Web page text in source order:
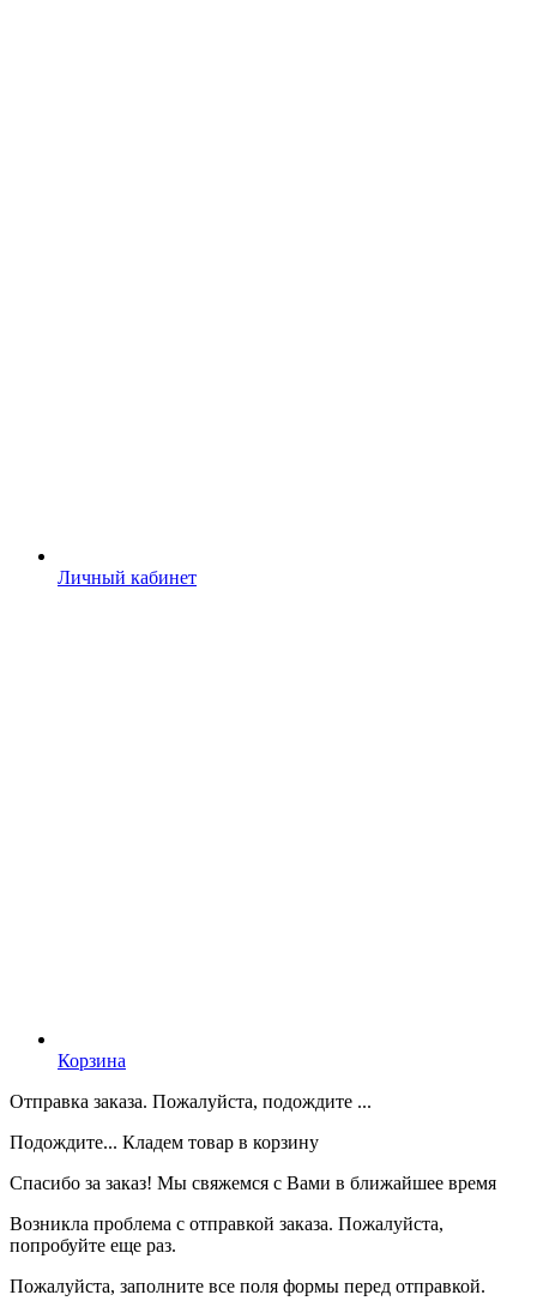
Личный кабинет
Корзина
Отправка заказа. Пожалуйста, подождите ...
Подождите... Кладем товар в корзину
Спасибо за заказ! Мы свяжемся с Вами в ближайшее время
Возникла проблема с отправкой заказа. Пожалуйста,
попробуйте еще раз.
Пожалуйста, заполните все поля формы перед отправкой.